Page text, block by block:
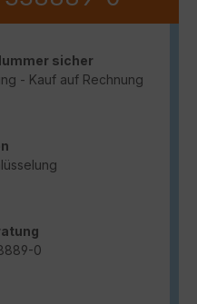
sicher
- Kauf auf Rechnung
0